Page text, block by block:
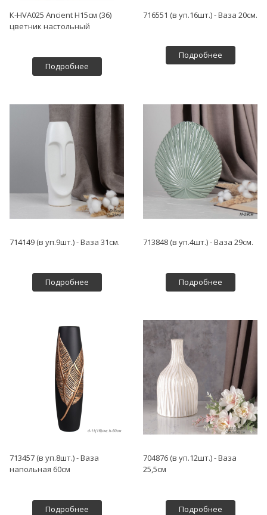
К-HVA025 Ancient H15см (36)
цветник настольный
Подробнее
716551 (в уп.16шт.) - Ваза 20см.
Подробнее
714149 (в уп.9шт.) - Ваза 31см.
Подробнее
713848 (в уп.4шт.) - Ваза 29см.
Подробнее
713457 (в уп.8шт.) - Ваза
напольная 60см
Подробнее
704876 (в уп.12шт.) - Ваза
25,5см
Подробнее